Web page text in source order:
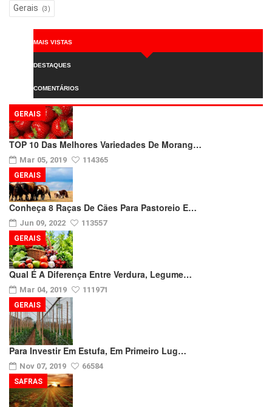
Gerais (3)
MAIS VISTAS
DESTAQUES
COMENTÁRIOS
TOP 10 Das Melhores Variedades De Morang…
Mar 05, 2019 114365
GERAIS
Conheça 8 Raças De Cães Para Pastoreio E…
Jun 09, 2022 113557
GERAIS
Qual É A Diferença Entre Verdura, Legume…
Mar 04, 2019 111971
GERAIS
Para Investir Em Estufa, Em Primeiro Lug…
Nov 07, 2019 66584
GERAIS
SAFRAS